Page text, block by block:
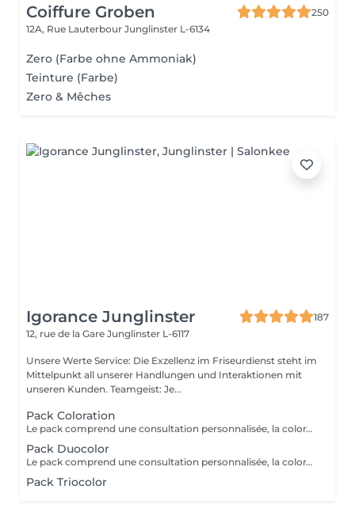
Coiffure Groben
250
12A, Rue Lauterbour Junglinster L-6134
Zero (Farbe ohne Ammoniak)
Teinture (Farbe)
Zero & Mêches
Igorance Junglinster
187
12, rue de la Gare Junglinster L-6117
Unsere Werte Service: Die Exzellenz im Friseurdienst steht im
Mittelpunkt all unserer Handlungen und Interaktionen mit
unseren Kunden. Teamgeist: Je...
Pack Coloration
Le pack comprend une consultation personnalisée, la coloration des racines avec les produits L’OREAL PROFESSIONNEL , shampooing et conditionneur spécifiques REDKEN , le séchage et les produits de finitions REDKEN. Option Coupe : la coupe IGORANCE ( finition sur cheveux secs), le séchage et les produits de finitions REDKEN. * Tarifs à titre indicatifs à confirmer après la consultation personnalisée établit auprès de votre coiffeur/stylist/spécialiste * La direction se réserve le droit d’apporter des modifications pour le bon fonctionnement du salon
Pack Duocolor
Le pack comprend une consultation personnalisée, la coloration des racines et un coup de soleil avec les produits LOREAL PROFESSIONNEL , shampooing et conditionneur spécifiques REDKEN , le séchage et les produits de styling REDKEN Option Coupe : la coupe IGORANCE ( finition sur cheveux secs), le séchage et les produits de styling REDKEN. * Tarifs à titre indicatifs à confirmer après la consultation personnalisée établit auprès de votre coiffeur/stylist/spécialiste * La direction se réserve le droit d’apporter des modifications pour le bon fonctionnement du salon
Pack Triocolor